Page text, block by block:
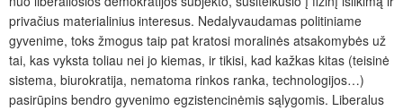
privačius materialinius interesus. Nedalyvaudamas politiniame
gyvenime, toks žmogus taip pat kratosi moralinės atsakomybės už
tai, kas vyksta toliau nei jo kiemas, ir tikisi, kad kažkas kitas (teisinė
sistema, biurokratija, nematoma rinkos ranka, technologijos…)
pasirūpins bendro gyvenimo egzistencinėmis sąlygomis. Liberalus